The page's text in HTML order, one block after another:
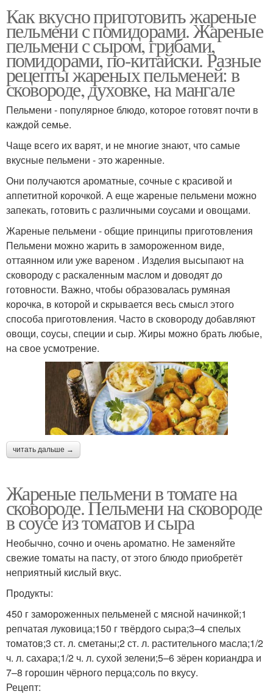
Как вкусно приготовить жареные
пельмени с помидорами. Жареные
пельмени с сыром, грибами,
помидорами, по-китайски. Разные
рецепты жареных пельменей: в
сковороде, духовке, на мангале
Пельмени - популярное блюдо, которое готовят почти в
каждой семье.
Чаще всего их варят, и не многие знают, что самые
вкусные пельмени - это жаренные.
Они получаются ароматные, сочные с красивой и
аппетитной корочкой. А еще жареные пельмени можно
запекать, готовить с различными соусами и овощами.
Жареные пельмени - общие принципы приготовления
Пельмени можно жарить в замороженном виде,
оттаянном или уже вареном . Изделия высыпают на
сковороду с раскаленным маслом и доводят до
готовности. Важно, чтобы образовалась румяная
корочка, в которой и скрывается весь смысл этого
способа приготовления. Часто в сковороду добавляют
овощи, соусы, специи и сыр. Жиры можно брать любые,
на свое усмотрение.
читать дальше →
Жареные пельмени в томате на
сковороде. Пельмени на сковороде
в соусе из томатов и сыра
Необычно, сочно и очень ароматно. Не заменяйте
свежие томаты на пасту, от этого блюдо приобретёт
неприятный кислый вкус.
Продукты:
450 г замороженных пельменей с мясной начинкой;1
репчатая луковица;150 г твёрдого сыра;3–4 спелых
томатов;3 ст. л. сметаны;2 ст. л. растительного масла;1/2
ч. л. сахара;1/2 ч. л. сухой зелени;5–6 зёрен кориандра и
7–8 горошин чёрного перца;соль по вкусу.
Рецепт: